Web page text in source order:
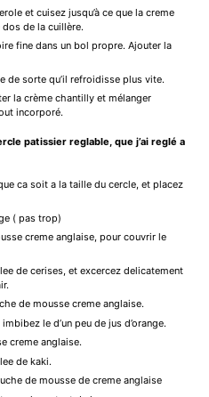
et cuisez jusqu’à ce que la creme
de la cuillère.
fine dans un bol propre. Ajouter la
de sorte qu’il refroidisse plus vite.
la crème chantilly et mélanger
incorporé.
patissier reglable, que j’ai reglé a
ca soit a la taille du cercle, et placez
( pas trop)
creme anglaise, pour couvrir le
de cerises, et excercez delicatement
de mousse creme anglaise.
le d’un peu de jus d’orange.
creme anglaise.
de kaki.
de mousse de creme anglaise